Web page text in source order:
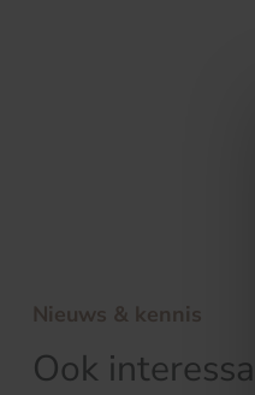
Nieuws & kennis
Ook